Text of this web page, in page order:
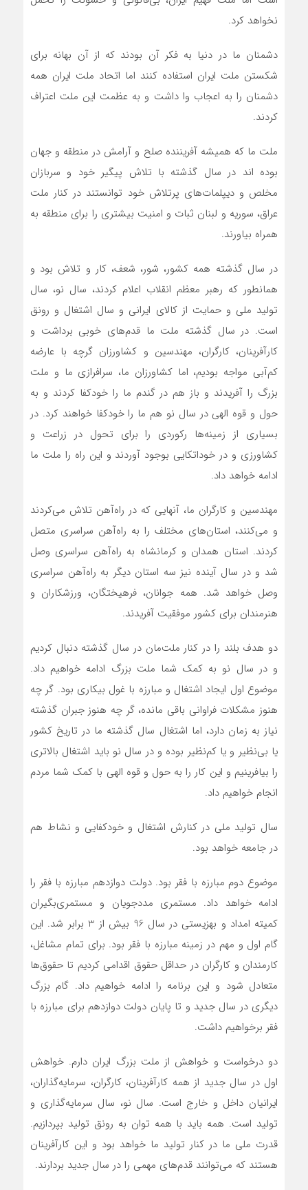
نخواهد کرد.
دشمنان ما در دنیا به فکر آن بودند که از آن بهانه برای
شکستن ملت ایران استفاده کنند اما اتحاد ملت ایران همه
دشمنان را به اعجاب وا داشت و به عظمت این ملت اعتراف
کردند.
ملت ما که همیشه آفریننده صلح و آرامش در منطقه و جهان
بوده اند در سال گذشته با تلاش پیگیر خود و سربازان
مخلص و دیپلمات‌های پرتلاش خود توانستند در کنار ملت
عراق، سوریه و لبنان ثبات و امنیت بیشتری را برای منطقه به
همراه بیاورند.
در سال گذشته همه کشور، شور، شعف، کار و تلاش بود و
همانطور که رهبر معظم انقلاب اعلام کردند، سال نو، سال
تولید ملی و حمایت از کالای ایرانی و سال اشتغال و رونق
است. در سال گذشته ملت ما قدم‌های خوبی برداشت و
کارآفرینان، کارگران، مهندسین و کشاورزان گرچه با عارضه
کم‌آبی مواجه بودیم، اما کشاورزان ما، سرافرازی ما و ملت
بزرگ را آفریدند و باز هم در گندم ما را خودکفا کردند و به
حول و قوه الهی در سال نو هم ما را خودکفا خواهند کرد. در
بسیاری از زمینه‌ها رکوردی را برای تحول در زراعت و
کشاورزی و در خوداتکایی بوجود آوردند و این راه را ملت ما
ادامه خواهد داد.
مهندسین و کارگران ما، آنهایی که در راه‌آهن تلاش می‌کردند
و می‌کنند، استان‌های مختلف را به راه‌آهن سراسری متصل
کردند. استان همدان و کرمانشاه به راه‌آهن سراسری وصل
شد و در سال آینده نیز سه استان دیگر به راه‌آهن سراسری
وصل خواهد شد. همه جوانان، فرهیختگان، ورزشکاران و
هنرمندان برای‌ کشور موفقیت آفریدند.
دو هدف بلند را در کنار ملت‌مان در سال گذشته دنبال کردیم
و در سال نو به کمک شما ملت بزرگ ادامه خواهیم داد.
موضوع اول ایجاد اشتغال و مبارزه با غول بیکاری بود. گر چه
هنوز مشکلات فراوانی باقی مانده، گر چه هنوز جبران گذشته
نیاز به زمان دارد، اما اشتغال سال گذشته ما در تاریخ کشور
یا بی‌نظیر و یا کم‌نظیر بوده و در سال نو باید اشتغال بالاتری
را بیافرینیم و این کار را به حول و قوه الهی با کمک شما مردم
انجام خواهیم داد.
سال تولید ملی در کنارش اشتغال و خودکفایی و نشاط هم
در جامعه خواهد بود.
موضوع دوم مبارزه با فقر بود. دولت دوازدهم مبارزه با فقر را
ادامه خواهد داد. مستمری مددجویان و مستمری‌بگیران
کمیته امداد و بهزیستی در سال 96 بیش از 3 برابر شد. این
گام اول و مهم در زمینه مبارزه با فقر بود. برای تمام مشاغل،
کارمندان و کارگران در حداقل حقوق اقدامی کردیم تا حقوق‌ها
متعادل شود و این برنامه را ادامه خواهیم داد. گام بزرگ
دیگری در سال جدید و تا پایان دولت دوازدهم برای مبارزه با
فقر برخواهیم داشت.
دو درخواست و خواهش از ملت بزرگ ایران دارم. خواهش
اول در سال جدید از همه کارآفرینان، کارگران، سرمایه‌گذاران،
ایرانیان داخل و خارج است. سال نو، سال سرمایه‌گذاری و
تولید است. همه باید با همه توان به رونق تولید بپردازیم.
قدرت ملی ما در کنار تولید ما خواهد بود و این کارآفرینان
هستند که می‌توانند قدم‌های مهمی را در سال جدید بردارند.